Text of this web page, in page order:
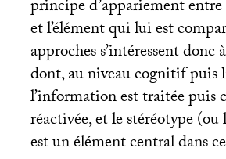
principe d’appariement
et l’élément qui lui est
approches s’intéressent donc
dont, au niveau cognitif puis
l’information est traitée puis
réactivée, et le stéréotype
est un élément central dans